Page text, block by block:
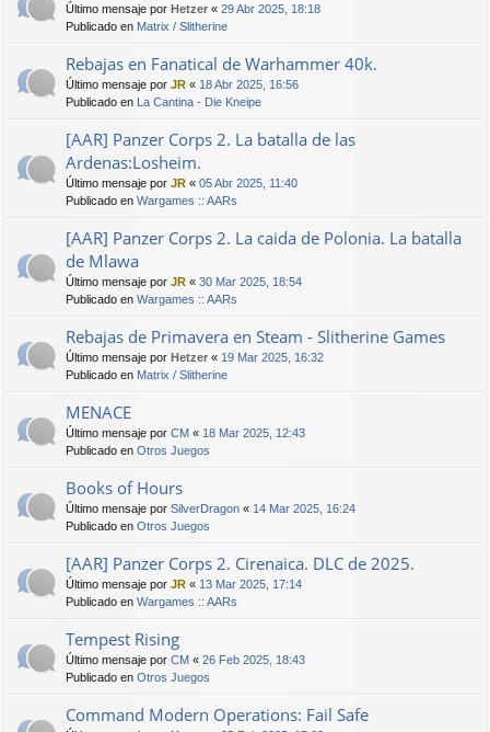
Último mensaje por Hetzer « 29 Abr 2025, 18:18
Publicado en Matrix / Slitherine
Rebajas en Fanatical de Warhammer 40k.
Último mensaje por JR « 18 Abr 2025, 16:56
Publicado en La Cantina - Die Kneipe
[AAR] Panzer Corps 2. La batalla de las
Ardenas:Losheim.
Último mensaje por JR « 05 Abr 2025, 11:40
Publicado en Wargames :: AARs
[AAR] Panzer Corps 2. La caida de Polonia. La batalla
de Mlawa
Último mensaje por JR « 30 Mar 2025, 18:54
Publicado en Wargames :: AARs
Rebajas de Primavera en Steam - Slitherine Games
Último mensaje por Hetzer « 19 Mar 2025, 16:32
Publicado en Matrix / Slitherine
MENACE
Último mensaje por CM « 18 Mar 2025, 12:43
Publicado en Otros Juegos
Books of Hours
Último mensaje por SilverDragon « 14 Mar 2025, 16:24
Publicado en Otros Juegos
[AAR] Panzer Corps 2. Cirenaica. DLC de 2025.
Último mensaje por JR « 13 Mar 2025, 17:14
Publicado en Wargames :: AARs
Tempest Rising
Último mensaje por CM « 26 Feb 2025, 18:43
Publicado en Otros Juegos
Command Modern Operations: Fail Safe